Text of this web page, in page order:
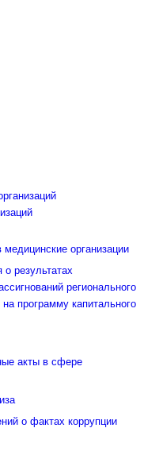
организации
результатах
регионального
программу капитального
акты в сфере
о фактах коррупции